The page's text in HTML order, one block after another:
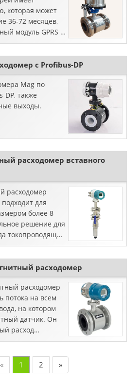
которая может
36-72 месяцев,
модуль GPRS /
может
сервер дляс Profibus-DP
Mag по
DP, также
выходы.
расходомер вставного
расходомер
для
более 8
решение для
токопроводящей
диаметра, такой
расходомер
расходомер
потока на всем
на котором
датчик. Он
расход
он мало
« 1 2 »